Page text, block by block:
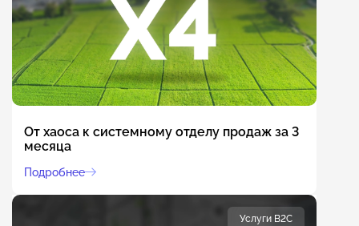
От хаоса к системному отделу продаж за 3
месяца
Подробнее
Услуги B2C